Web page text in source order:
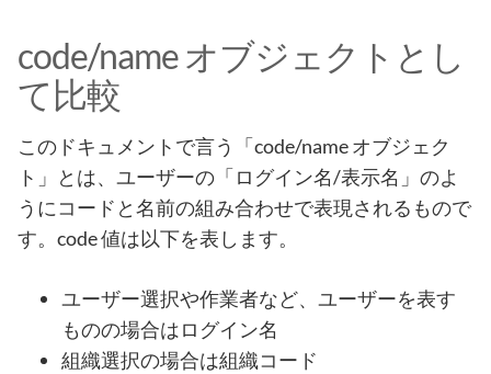
code/name オブジェクトとし
て比較
このドキュメントで言う「code/name オブジェク
ト」とは、ユーザーの「ログイン名/表示名」のよ
うにコードと名前の組み合わせで表現されるもので
す。code 値は以下を表します。
ユーザー選択や作業者など、ユーザーを表す
ものの場合はログイン名
組織選択の場合は組織コード